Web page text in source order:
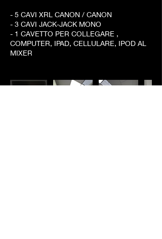
- 5 CAVI XRL CANON / CANON
- 3 CAVI JACK-JACK MONO
- 1 CAVETTO PER COLLEGARE ,
COMPUTER, IPAD, CELLULARE, IPOD AL
MIXER